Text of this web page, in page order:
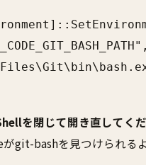
を閉じて開き直してくだ
git-bashを見つけられる